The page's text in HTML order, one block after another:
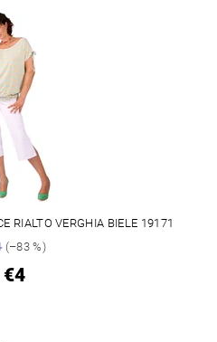
RIALTO VERGHIA BIELE 19171
(–83 %)
€4